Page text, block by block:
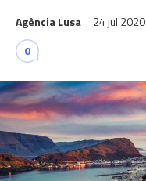
Agência Lusa 24 jul 2020
0